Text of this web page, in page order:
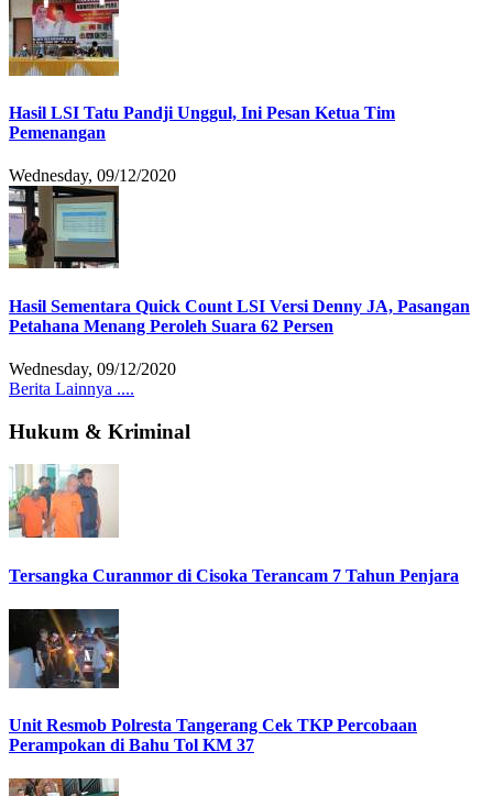
Hasil LSI Tatu Pandji Unggul, Ini Pesan Ketua Tim
Pemenangan
Wednesday, 09/12/2020
Hasil Sementara Quick Count LSI Versi Denny JA, Pasangan
Petahana Menang Peroleh Suara 62 Persen
Wednesday, 09/12/2020
Berita Lainnya ....
Hukum & Kriminal
Tersangka Curanmor di Cisoka Terancam 7 Tahun Penjara
Unit Resmob Polresta Tangerang Cek TKP Percobaan
Perampokan di Bahu Tol KM 37